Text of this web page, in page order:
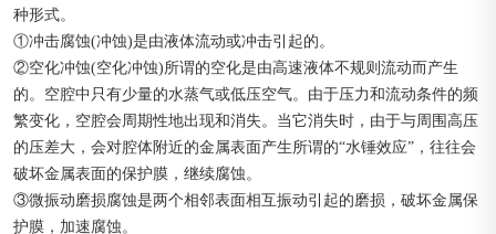
种形式。
①冲击腐蚀(冲蚀)是由液体流动或冲击引起的。
②空化冲蚀(空化冲蚀)所谓的空化是由高速液体不规则流动而产生
的。空腔中只有少量的水蒸气或低压空气。由于压力和流动条件的频
繁变化，空腔会周期性地出现和消失。当它消失时，由于与周围高压
的压差大，会对腔体附近的金属表面产生所谓的“水锤效应”，往往会
破坏金属表面的保护膜，继续腐蚀。
③微振动磨损腐蚀是两个相邻表面相互振动引起的磨损，破坏金属保
护膜，加速腐蚀。